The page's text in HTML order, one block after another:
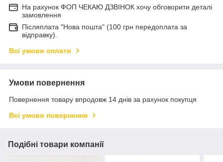
На рахунок ФОП ЧЕКАЮ ДЗВІНОК хочу обговорити деталі
замовлення
Післяплата "Нова пошта" (100 грн передоплата за
відправку).
Всі умови оплати
Умови повернення
Повернення товару впродовж 14 днів за рахунок покупця
Всі умови повернення
Подібні товари компанії